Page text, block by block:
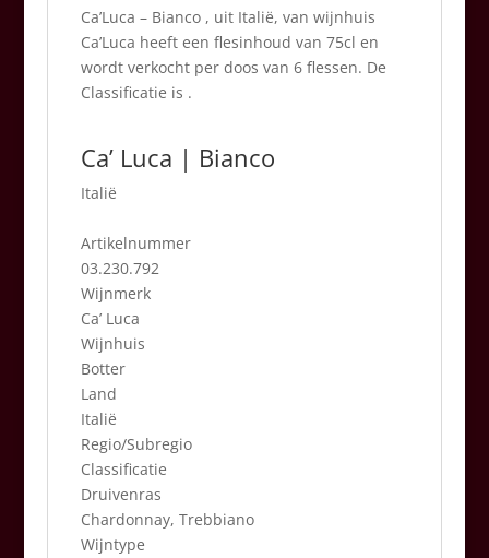
Ca’Luca – Bianco , uit Italië, van wijnhuis
Ca’Luca heeft een flesinhoud van 75cl en
wordt verkocht per doos van 6 flessen. De
Classificatie is .
Ca’ Luca | Bianco
Italië
Artikelnummer
03.230.792
Wijnmerk
Ca’ Luca
Wijnhuis
Botter
Land
Italië
Regio/Subregio
Classificatie
Druivenras
Chardonnay, Trebbiano
Wijntype